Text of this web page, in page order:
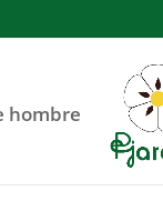
hombre